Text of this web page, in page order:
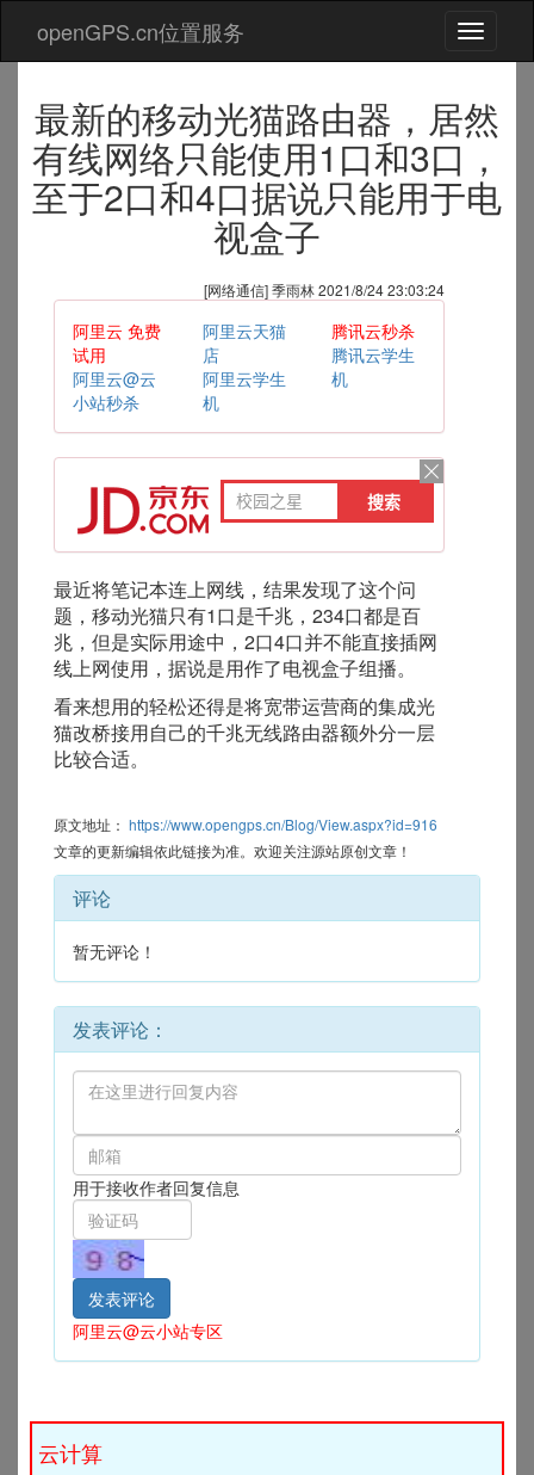
切
换
航
openGPS.cn位置服务
最新的移动光猫路由器，居然
有线网络只能使用1口和3口，
至于2口和4口据说只能用于电
视盒子
[网络通信] 季雨林 2021/8/24 23:03:24
阿里云 免费
试用
阿里云@云
小站秒杀
阿里云天猫
店
阿里云学生
机
腾讯云秒杀
腾讯云学生
机
最近将笔记本连上网线，结果发现了这个问
题，移动光猫只有1口是千兆，234口都是百
兆，但是实际用途中，2口4口并不能直接插网
线上网使用，据说是用作了电视盒子组播。
看来想用的轻松还得是将宽带运营商的集成光
猫改桥接用自己的千兆无线路由器额外分一层
比较合适。
原文地址： https://www.opengps.cn/Blog/View.aspx?id=916
文章的更新编辑依此链接为准。欢迎关注源站原创文章！
评论
暂无评论！
发表评论：
用于接收作者回复信息
阿里云@云小站专区
云计算